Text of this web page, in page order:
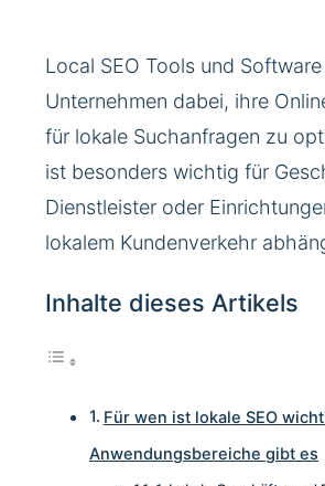
Local SEO Tools und
Unternehmen dabei, ihre
für lokale Suchanfragen zu
ist besonders wichtig für
Dienstleister oder
lokalem Kundenverkehr
Inhalte dieses Artikels
Für wen ist lokale SEO
Anwendungsbereiche gibt es